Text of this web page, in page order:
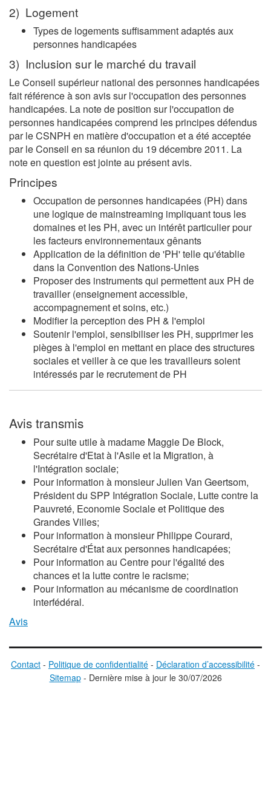
2) Logement
Types de logements suffisamment adaptés aux
personnes handicapées
3) Inclusion sur le marché du travail
Le Conseil supérieur national des personnes handicapées
fait référence à son avis sur l'occupation des personnes
handicapées. La note de position sur l'occupation de
personnes handicapées comprend les principes défendus
par le CSNPH en matière d'occupation et a été acceptée
par le Conseil en sa réunion du 19 décembre 2011. La
note en question est jointe au présent avis.
Principes
Occupation de personnes handicapées (PH) dans
une logique de mainstreaming impliquant tous les
domaines et les PH, avec un intérêt particulier pour
les facteurs environnementaux gênants
Application de la définition de 'PH' telle qu'établie
dans la Convention des Nations-Unies
Proposer des instruments qui permettent aux PH de
travailler (enseignement accessible,
accompagnement et soins, etc.)
Modifier la perception des PH & l'emploi
Soutenir l'emploi, sensibiliser les PH, supprimer les
pièges à l'emploi en mettant en place des structures
sociales et veiller à ce que les travailleurs soient
intéressés par le recrutement de PH
Avis transmis
Pour suite utile à madame Maggie De Block,
Secrétaire d'Etat à l'Asile et la Migration, à
l'Intégration sociale;
Pour information à monsieur Julien Van Geertsom,
Président du SPP Intégration Sociale, Lutte contre la
Pauvreté, Economie Sociale et Politique des
Grandes Villes;
Pour information à monsieur Philippe Courard,
Secrétaire d'État aux personnes handicapées;
Pour information au Centre pour l'égalité des
chances et la lutte contre le racisme;
Pour information au mécanisme de coordination
interfédéral.
Avis
Contact - Politique de confidentialité - Déclaration d’accessibilité -
Sitemap - Dernière mise à jour le30/07/2026